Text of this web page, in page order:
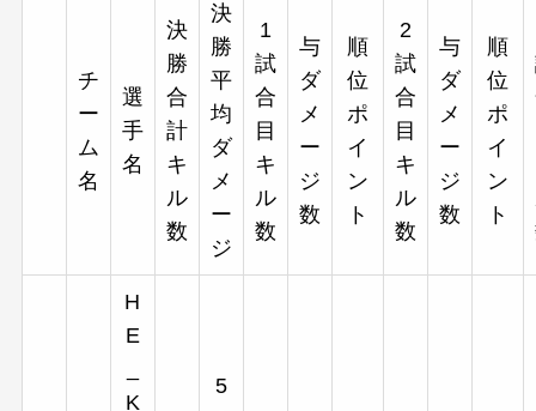
チ
ー
ム
名
選
手
名
決
勝
合
計
キ
ル
数
決
勝
平
均
ダ
メ
ー
ジ
1
試
合
目
キ
ル
数
与
ダ
メ
ー
ジ
数
順
位
ポ
イ
ン
ト
2
試
合
目
キ
ル
数
与
ダ
メ
ー
ジ
数
順
位
ポ
イ
ン
ト
H
E
K
5